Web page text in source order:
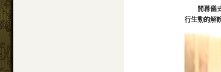
開幕儀
行生動的解